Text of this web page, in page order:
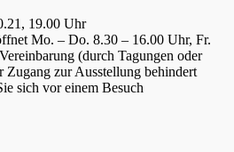
19.00 Uhr
Mo. – Do. 8.30 – 16.00 Uhr, Fr.
(durch Tagungen oder
Zugang zur Ausstellung behindert
sich vor einem Besuch